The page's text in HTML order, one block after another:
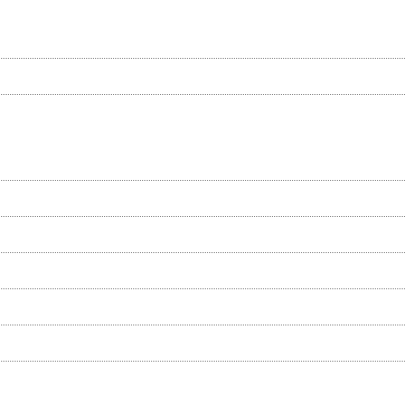
далекомір, який може виявляти